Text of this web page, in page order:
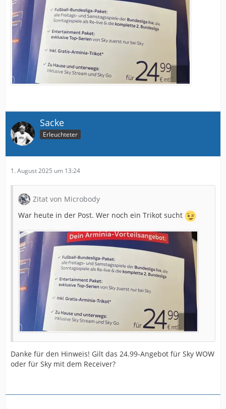
Sacke
Erleuchteter
1. August 2025 um 13:24
Zitat von Microbody
War heute in der Post. Wer noch ein Trikot sucht
Danke für den Hinweis! Gilt das 24.99-Angebot für Sky WOW
oder für Sky mit dem Receiver?